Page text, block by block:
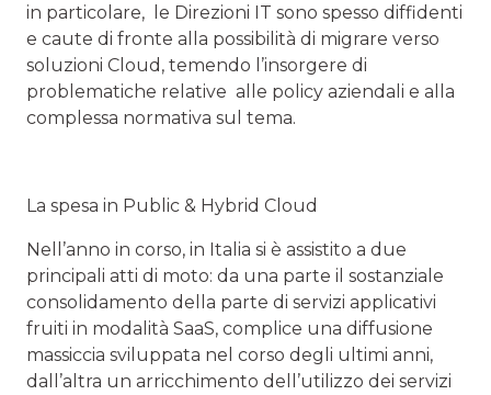
in particolare, le Direzioni IT sono spesso diffidenti
e caute di fronte alla possibilità di migrare verso
soluzioni Cloud, temendo l’insorgere di
problematiche relative alle policy aziendali e alla
complessa normativa sul tema.
La spesa in Public & Hybrid Cloud
Nell’anno in corso, in Italia si è assistito a due
principali atti di moto: da una parte il sostanziale
consolidamento della parte di servizi applicativi
fruiti in modalità SaaS, complice una diffusione
massiccia sviluppata nel corso degli ultimi anni,
dall’altra un arricchimento dell’utilizzo dei servizi